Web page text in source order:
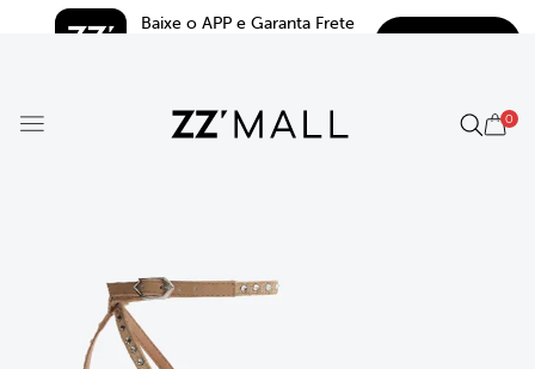
Baixe o APP e Garanta Frete
0